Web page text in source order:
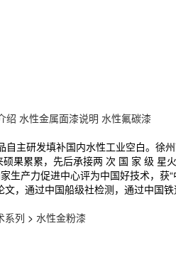
绍 水性金属面漆说明 水性氟碳漆
主研发填补国内水性工业空白。徐
果累累，先后承接两 次 国 家 级 星
生产力促进中心评为中国好技术，
，通过中国船级社检测，通过中国
系列 > 水性金粉漆